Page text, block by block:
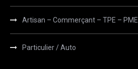
Artisan – Commerçant – TPE – PME
Particulier / Auto